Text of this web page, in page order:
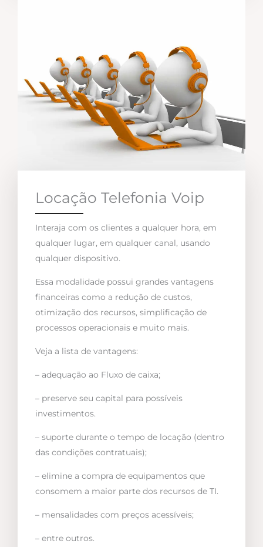
Locação Telefonia Voip
Interaja com os clientes a qualquer hora, em
qualquer lugar, em qualquer canal, usando
qualquer dispositivo.
Essa modalidade possui grandes vantagens
financeiras como a redução de custos,
otimização dos recursos, simplificação de
processos operacionais e muito mais.
Veja a lista de vantagens:
– adequação ao Fluxo de caixa;
– preserve seu capital para possíveis
investimentos.
– suporte durante o tempo de locação (dentro
das condições contratuais);
– elimine a compra de equipamentos que
consomem a maior parte dos recursos de TI.
– mensalidades com preços acessíveis;
– entre outros.